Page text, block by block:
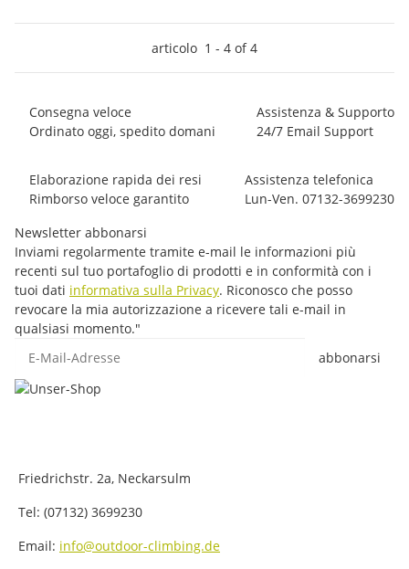
articolo 1 - 4 of4
Consegna veloce
Ordinato oggi, spedito domani
Assistenza & Supporto
24/7 Email Support
Elaborazione rapida dei resi
Rimborso veloce garantito
Assistenza telefonica
Lun-Ven. 07132-3699230
Newsletter abbonarsi
Inviami regolarmente tramite e-mail le informazioni più
recenti sul tuo portafoglio di prodotti e in conformità con i
tuoi dati informativa sulla Privacy. Riconosco che posso
revocare la mia autorizzazione a ricevere tali e-mail in
qualsiasi momento."
abbonarsi
Friedrichstr. 2a, Neckarsulm
Tel: (07132) 3699230
Email: info@outdoor-climbing.de